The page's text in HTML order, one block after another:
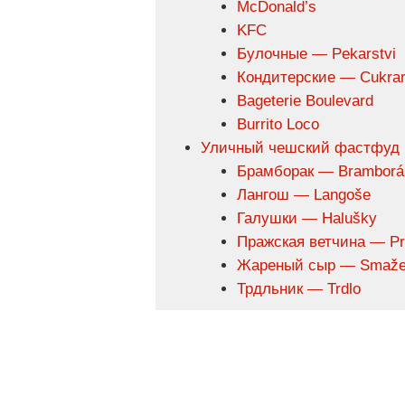
McDonald’s
KFC
Булочные — Pekarstvi
Кондитерские —
Bageterie Boulevard
Burrito Loco
Уличный чешский фастфуд
Брамборак —
Лангош — Langoše
Галушки — Halušky
Пражская ветчина —
Жареный сыр —
Трдльник — Trdlo